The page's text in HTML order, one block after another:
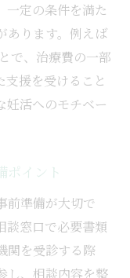
一定の条件を満た
あります。例えば
で、治療費の一部
援を受けること
妊活へのモチベー
ポイント
前準備が大切で
談窓口で必要書類
関を受診する際
し、相談内容を整